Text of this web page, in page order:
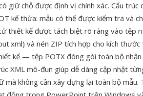
giữ chỗ được định vị chính xác. Cấu trúc
kế thừa: mẫu có thể được kiểm tra và
thiết kế được tách biệt rõ ràng vào tệp
và nén ZIP tích hợp cho kích
kế — tệp POTX đóng gói toàn bộ nhận
XML mô-đun giúp dễ dàng cập nhật
mà không cần xây dựng lại toàn bộ mẫu.